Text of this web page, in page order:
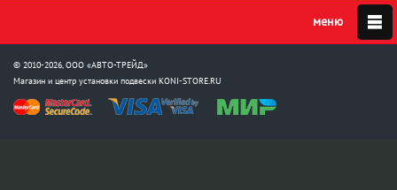
© 2010-2026, ООО «АВТО-ТРЕЙД»
Магазин и центр установки подвески KONI-STORE.RU